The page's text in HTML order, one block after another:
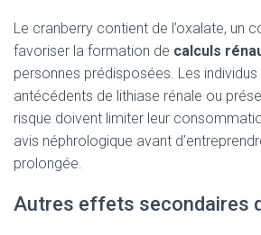
Le cranberry contient de l’oxalate, un
favoriser la formation de calculs
personnes prédisposées. Les
antécédents de lithiase rénale ou
risque doivent limiter leur
avis néphrologique avant
prolongée.
Autres effets secondaires